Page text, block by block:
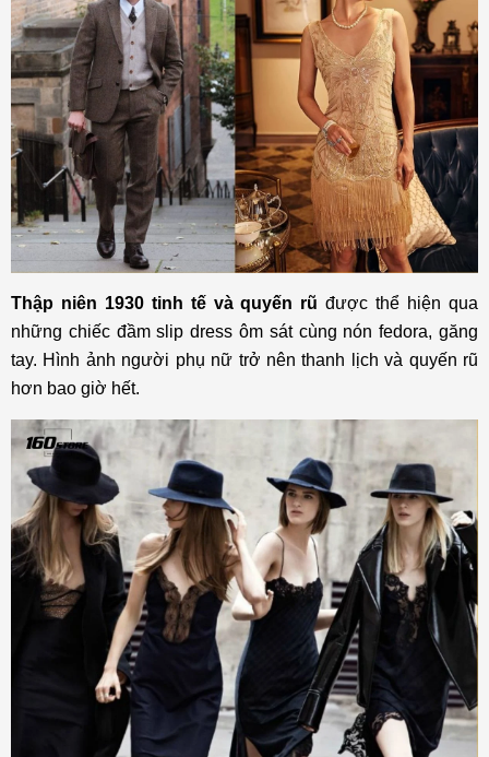
Thập niên 1930 tinh tế và quyến rũ được thể hiện qua
những chiếc đầm slip dress ôm sát cùng nón fedora, găng
tay. Hình ảnh người phụ nữ trở nên thanh lịch và quyến rũ
hơn bao giờ hết.